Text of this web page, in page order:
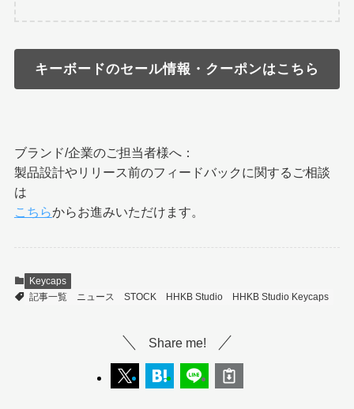
キーボードのセール情報・クーポンはこちら
ブランド/企業のご担当者様へ：
製品設計やリリース前のフィードバックに関するご相談
は
こちらからお進みいただけます。
Keycaps
記事一覧
ニュース STOCK HHKB Studio HHKB Studio Keycaps
Share me!